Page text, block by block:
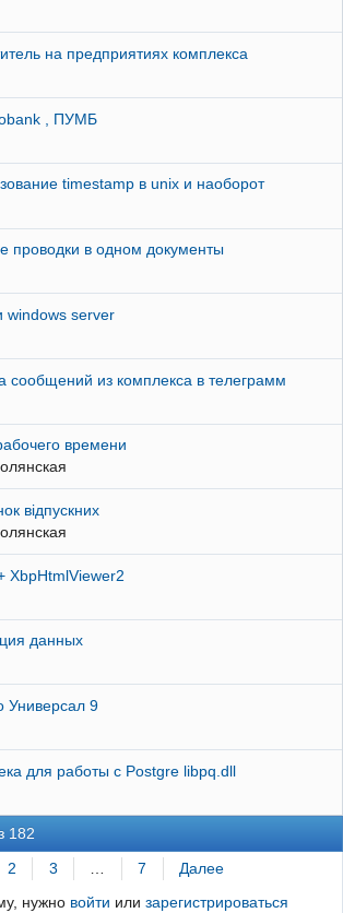
на предприятиях комплекса
, ПУМБ
timestamp в unix и наоборот
проводки в одном документы
windows server
сообщений из комплекса в телеграмм
времени
відпускних
XbpHtmlViewer2
данных
Универсал 9
для работы с Postgre libpq.dll
182
2 3 7
Далее
нужно войти или зарегистрироваться